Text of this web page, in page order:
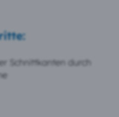
Schnittkanten durch